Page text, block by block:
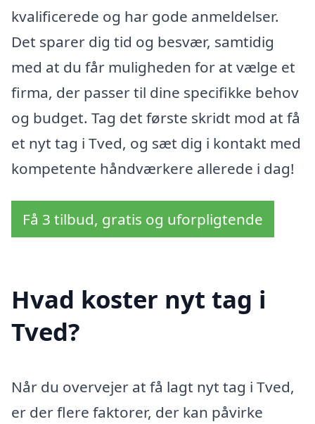
kvalificerede og har gode anmeldelser.
Det sparer dig tid og besvær, samtidig
med at du får muligheden for at vælge et
firma, der passer til dine specifikke behov
og budget. Tag det første skridt mod at få
et nyt tag i Tved, og sæt dig i kontakt med
kompetente håndværkere allerede i dag!
Få 3 tilbud, gratis og uforpligtende
Hvad koster nyt tag i
Tved?
Når du overvejer at få lagt nyt tag i Tved,
er der flere faktorer, der kan påvirke